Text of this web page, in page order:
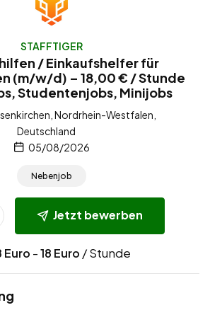
STAFFTIGER
/ Einkaufshelfer für
(m/w/d) – 18,00 € / Stunde
Studentenjobs, Minijobs
Nordrhein-Westfalen,
Deutschland
05/08/2026
Nebenjob
Jetzt bewerben
Euro -18 Euro / Stunde